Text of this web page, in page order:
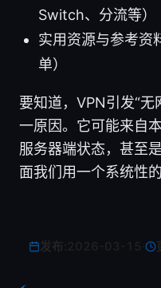
Switch、分流等）
实用资源与参考资
单）
要知道，VPN引发“无
一原因。它可能来自
服务器端状态，甚至
面我们用一个系统性